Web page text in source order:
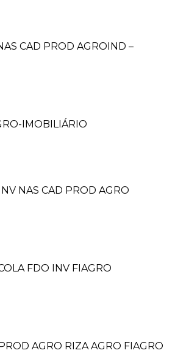
CAD PROD AGROIND –
IMOBILIÁRIO
NAS CAD PROD AGRO
FDO INV FIAGRO
AGRO RIZA AGRO FIAGRO